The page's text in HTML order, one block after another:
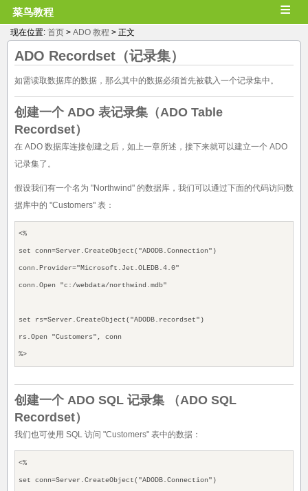
菜鸟教程 ≡
现在位置: 首页 > ADO 教程 > 正文
ADO Recordset（记录集）
如需读取数据库的数据，那么其中的数据必须首先被载入一个记录集中。
创建一个 ADO 表记录集（ADO Table
Recordset）
在 ADO 数据库连接创建之后，如上一章所述，接下来就可以建立一个 ADO
记录集了。
假设我们有一个名为 "Northwind" 的数据库，我们可以通过下面的代码访问数
据库中的 "Customers" 表：
<%
set conn=Server.CreateObject("ADODB.Connection")
conn.Provider="Microsoft.Jet.OLEDB.4.0"
conn.Open "c:/webdata/northwind.mdb"
set rs=Server.CreateObject("ADODB.recordset")
rs.Open "Customers", conn
%>
创建一个 ADO SQL 记录集 （ADO SQL
Recordset）
我们也可使用 SQL 访问 "Customers" 表中的数据：
<%
set conn=Server.CreateObject("ADODB.Connection")